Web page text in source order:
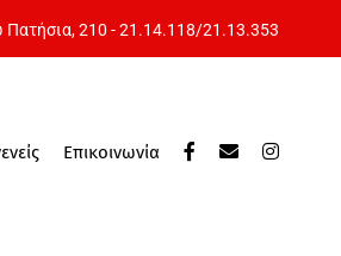
Πατήσια,210 - 21.14.118/21.13.353
Επικοινωνία